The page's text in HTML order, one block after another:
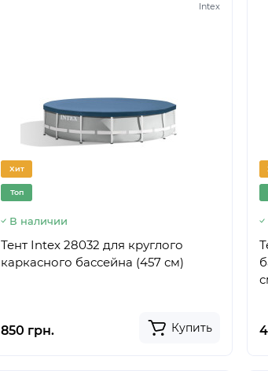
Intex
Хит
Топ
В наличии
Тент Intex 28032 для круглого
каркасного бассейна (457 см)
850 грн. Купить